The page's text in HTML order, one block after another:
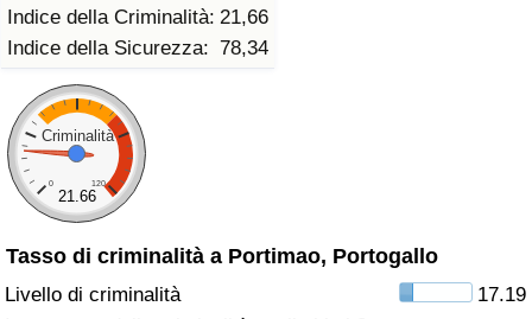
Indice della Criminalità: 21,66
Indice della Sicurezza: 78,34
Criminalità
0 120
21.66
Tasso di criminalità a Portimao, Portogallo
Livello di criminalità
17.19
Indice Del Costo Della Vita (corrente)
Indice Del Costo Della Vita
Indice del Costo della Vita per Nazione
ad Aqaba
Indice del Prezzo delle Case (Corrente)
Indice del Prezzo delle Case
Indice del Prezzo delle Case per Nazione
Indice della Qualità della Vita
Indice della Qualità della Vita (Corrente)
Indice della qualità della vita per Paese
Criminalità
Indice del Tasso di Criminalità (Corrente)